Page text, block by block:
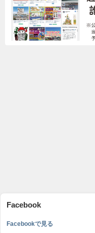
Facebook
Facebookで見る